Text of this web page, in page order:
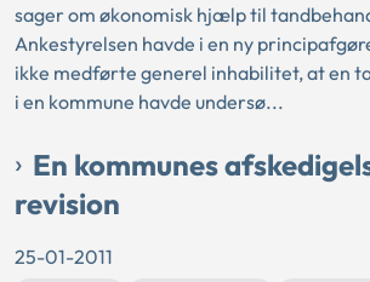
sager om økonomisk hjælp til
Ankestyrelsen havde i en ny
ikke medførte generel inhabilitet, at en
i en kommune havde undersø...
En kommunes
revision
25-01-2011